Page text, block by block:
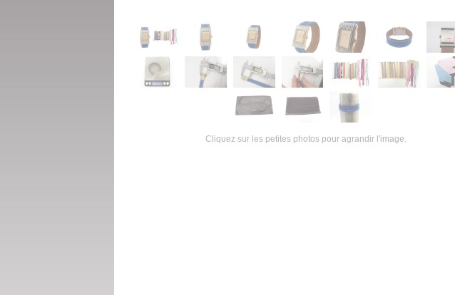
Cliquez sur les petites photos pour agrandir l'image.